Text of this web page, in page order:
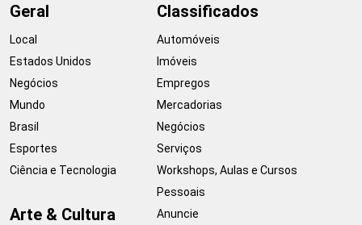
Geral
Local
Estados Unidos
Negócios
Mundo
Brasil
Esportes
Ciência e Tecnologia
Arte & Cultura
Classificados
Automóveis
Imóveis
Empregos
Mercadorias
Negócios
Serviços
Workshops, Aulas e Cursos
Pessoais
Anuncie